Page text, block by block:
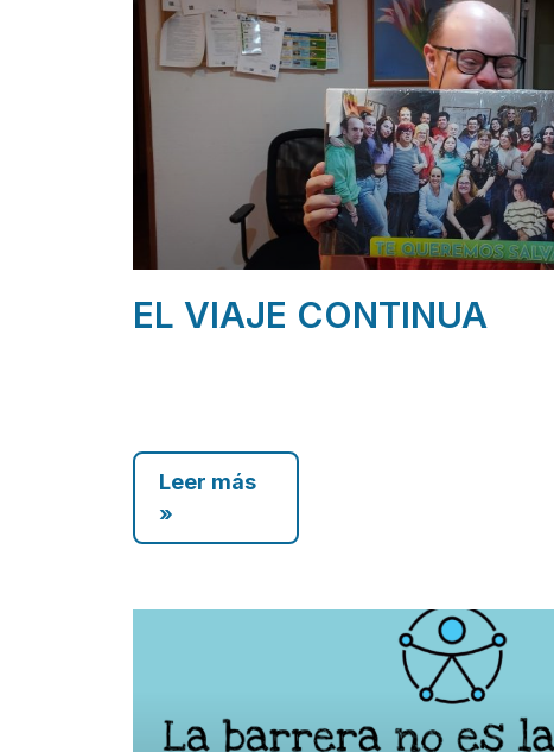
EL VIAJE CONTINUA
Leer más
»